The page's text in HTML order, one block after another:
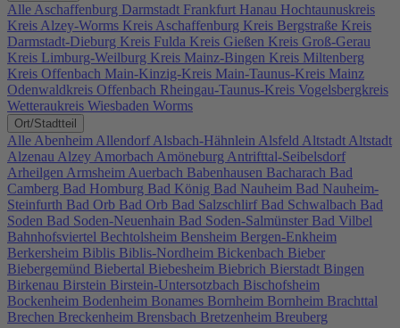
Alle Aschaffenburg Darmstadt Frankfurt Hanau Hochtaunuskreis
Kreis Alzey-Worms Kreis Aschaffenburg Kreis Bergstraße Kreis
Darmstadt-Dieburg Kreis Fulda Kreis Gießen Kreis Groß-Gerau
Kreis Limburg-Weilburg Kreis Mainz-Bingen Kreis Miltenberg
Kreis Offenbach Main-Kinzig-Kreis Main-Taunus-Kreis Mainz
Odenwaldkreis Offenbach Rheingau-Taunus-Kreis Vogelsbergkreis
Wetteraukreis Wiesbaden Worms
Ort/Stadtteil
Alle Abenheim Allendorf Alsbach-Hähnlein Alsfeld Altstadt Altstadt
Alzenau Alzey Amorbach Amöneburg Antrifttal-Seibelsdorf
Arheilgen Armsheim Auerbach Babenhausen Bacharach Bad
Camberg Bad Homburg Bad König Bad Nauheim Bad Nauheim-
Steinfurth Bad Orb Bad Orb Bad Salzschlirf Bad Schwalbach Bad
Soden Bad Soden-Neuenhain Bad Soden-Salmünster Bad Vilbel
Bahnhofsviertel Bechtolsheim Bensheim Bergen-Enkheim
Berkersheim Biblis Biblis-Nordheim Bickenbach Bieber
Biebergemünd Biebertal Biebesheim Biebrich Bierstadt Bingen
Birkenau Birstein Birstein-Untersotzbach Bischofsheim
Bockenheim Bodenheim Bonames Bornheim Bornheim Brachttal
Brechen Breckenheim Brensbach Bretzenheim Breuberg